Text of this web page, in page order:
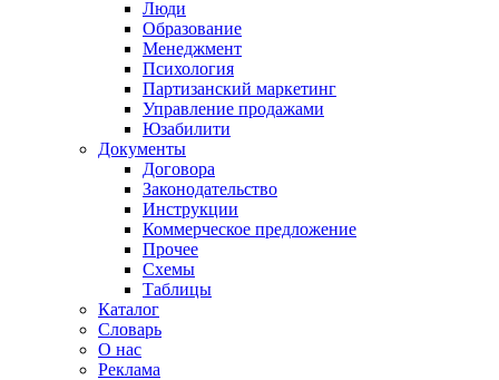
Люди
Образование
Менеджмент
Психология
Партизанский маркетинг
Управление продажами
Юзабилити
Документы
Договора
Законодательство
Инструкции
Коммерческое предложение
Прочее
Схемы
Таблицы
Каталог
Словарь
О нас
Реклама